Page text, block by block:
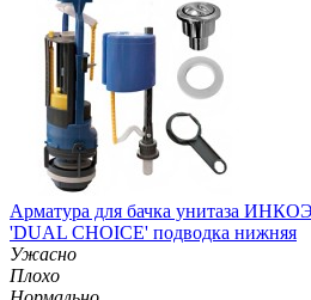
Арматура для бачка унитаза
'DUAL CHOICE' подводка нижняя
Ужасно
Плохо